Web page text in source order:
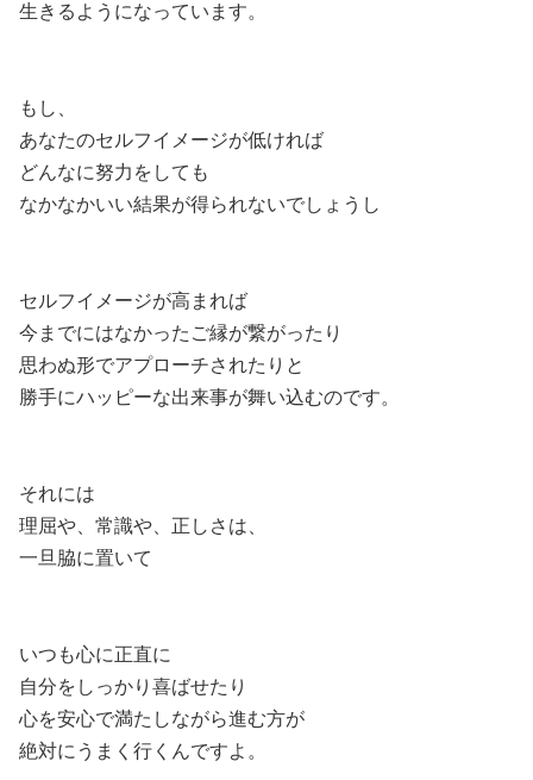
生きるようになっています。
もし、
あなたのセルフイメージが低ければ
どんなに努力をしても
なかなかいい結果が得られないでしょうし
セルフイメージが高まれば
今までにはなかったご縁が繋がったり
思わぬ形でアプローチされたりと
勝手にハッピーな出来事が舞い込むのです。
それには
理屈や、常識や、正しさは、
一旦脇に置いて
いつも心に正直に
自分をしっかり喜ばせたり
心を安心で満たしながら進む方が
絶対にうまく行くんですよ。